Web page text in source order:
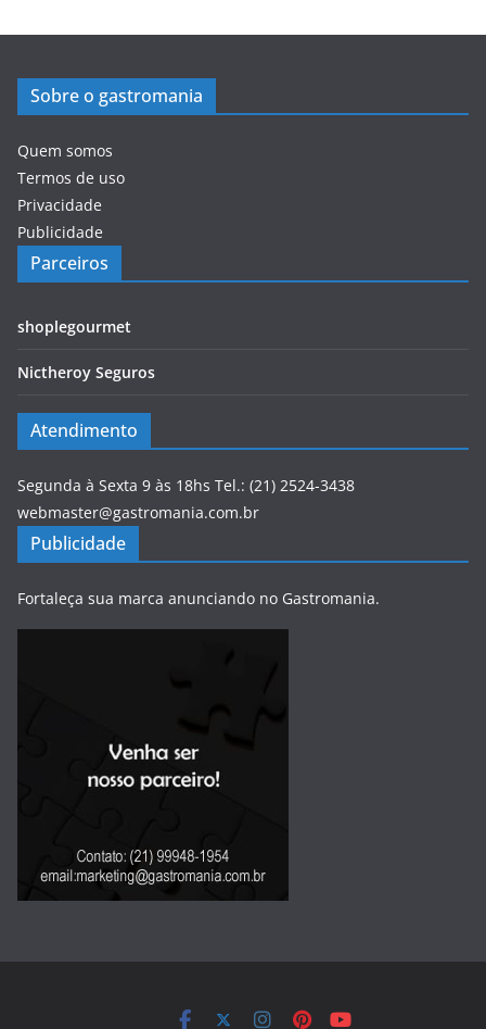
Sobre o gastromania
Quem somos
Termos de uso
Privacidade
Publicidade
Parceiros
shoplegourmet
Nictheroy Seguros
Atendimento
Segunda à Sexta 9 às 18hs Tel.: (21) 2524-3438
webmaster@gastromania.com.br
Publicidade
Fortaleça sua marca anunciando no Gastromania.